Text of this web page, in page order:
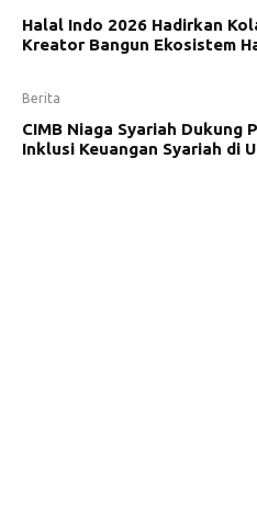
Halal Indo 2026 Hadirkan
Kreator Bangun Ekosistem
Berita
CIMB Niaga Syariah Dukung
Inklusi Keuangan Syariah di